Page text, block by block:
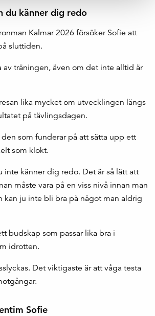
du känner dig redo
Kalmar 2026 försöker Sofie att
sluttiden.
av träningen, även om det inte alltid är
lika mycket om utvecklingen längs
på tävlingsdagen.
som funderar på att sätta upp ett
som klokt.
inte känner dig redo. Det är så lätt att
måste vara på en viss nivå innan man
kan ju inte bli bra på något man aldrig
budskap som passar lika bra i
idrotten.
Det viktigaste är att våga testa
Sofie